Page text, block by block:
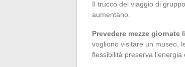
Il trucco del viaggio di
aumentano.
Prevedere mezze giornate
vogliono visitare un museo,
flessibilità preserva